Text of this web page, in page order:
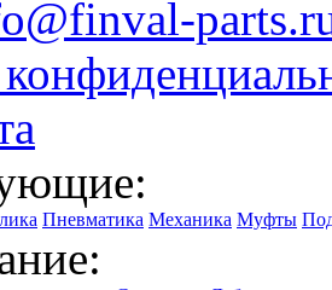
Пневматика Механика Муфты